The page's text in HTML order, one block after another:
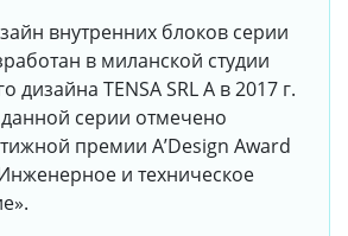
внутренних блоков серии
в миланской студии
TENSA SRL А в 2017 г.
серии отмечено
премии A’Design Award
и техническое